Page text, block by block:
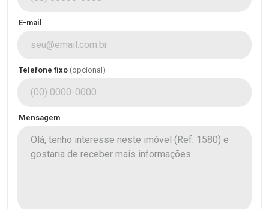
E-mail
Telefone fixo (opcional)
Mensagem